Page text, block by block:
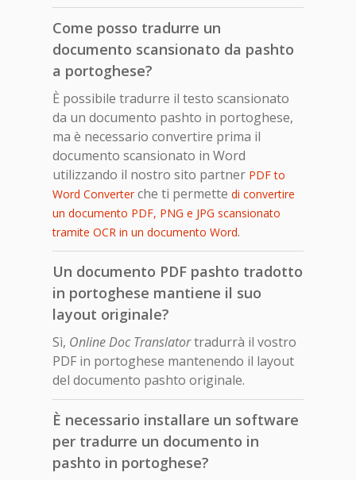
Come posso tradurre un
documento scansionato da pashto
a portoghese?
È possibile tradurre il testo scansionato
da un documento pashto in portoghese,
ma è necessario convertire prima il
documento scansionato in Word
utilizzando il nostro sito partner PDF to
Word Converterche ti permette di convertire
un documento PDF, PNG e JPG scansionato
tramite OCR in un documento Word.
Un documento PDF pashto tradotto
in portoghese mantiene il suo
layout originale?
Sì, Online Doc Translatortradurrà il vostro
PDF in portoghese mantenendo il layout
del documento pashto originale.
È necessario installare un software
per tradurre un documento in
pashto in portoghese?